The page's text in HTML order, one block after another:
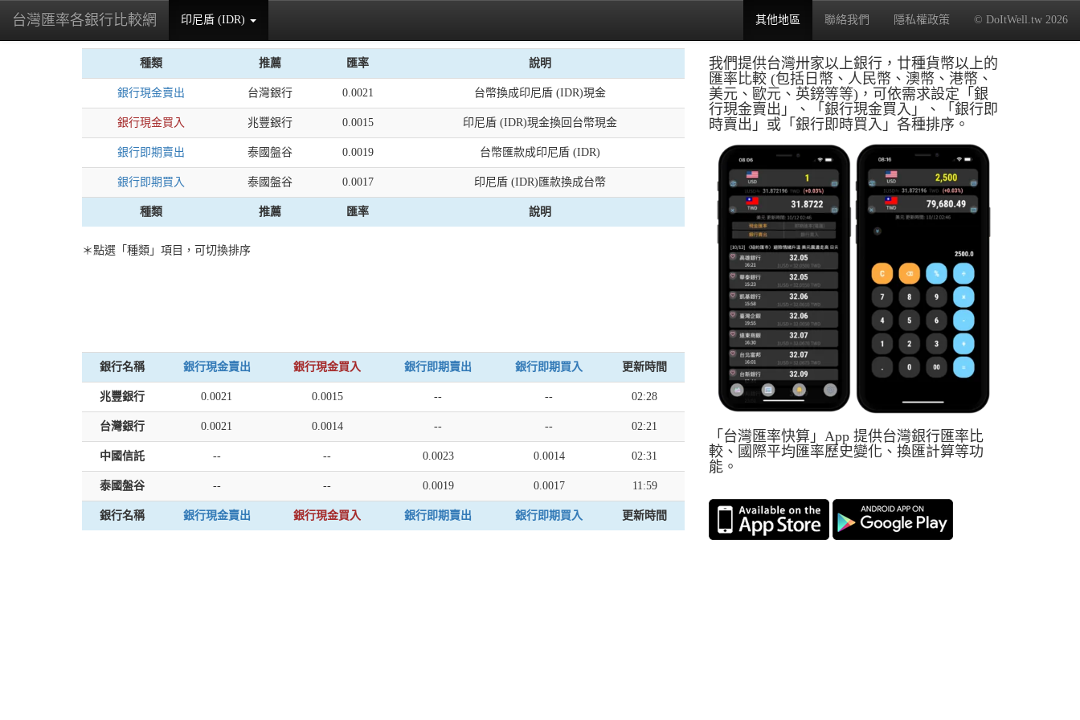
台灣匯率各銀行比較網 印尼盾 (IDR) 其他地區 聯絡我們 隱私權政策 © DoItWell.tw 2026
種類 推薦 匯率 說明
銀行現金賣出 台灣銀行 0.0021 台幣換成印尼盾 (IDR)現金
銀行現金買入 兆豐銀行 0.0015 印尼盾 (IDR)現金換回台幣現金
銀行即期賣出 泰國盤谷 0.0019 台幣匯款成印尼盾 (IDR)
銀行即期買入 泰國盤谷 0.0017 印尼盾 (IDR)匯款換成台幣
種類 推薦 匯率 說明
＊點選「種類」項目，可切換排序
銀行名稱 銀行現金賣出 銀行現金買入 銀行即期賣出 銀行即期買入 更新時間
兆豐銀行 0.0021 0.0015 -- -- 02:28
台灣銀行 0.0021 0.0014 -- -- 02:21
中國信託 -- -- 0.0023 0.0014 02:31
泰國盤谷 -- -- 0.0019 0.0017 11:59
銀行名稱 銀行現金賣出 銀行現金買入 銀行即期賣出 銀行即期買入 更新時間
我們提供台灣卅家以上銀行，廿種貨幣以上的
匯率比較 (包括日幣、人民幣、澳幣、港幣、
美元、歐元、英鎊等等)，可依需求設定「銀
行現金賣出」、「銀行現金買入」、「銀行即
時賣出」或「銀行即時買入」各種排序。
「台灣匯率快算」App 提供台灣銀行匯率比
較、國際平均匯率歷史變化、換匯計算等功
能。